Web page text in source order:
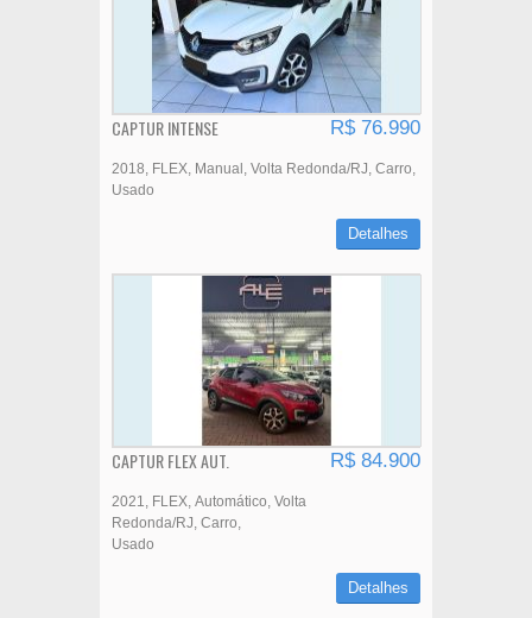
CAPTUR INTENSE R$ 76.990
2018 FLEX Manual Volta Redonda/RJ Carro
Usado
Detalhes
CAPTUR FLEX AUT. R$ 84.900
2021 FLEX Automático Volta
Redonda/RJ Carro
Usado
Detalhes